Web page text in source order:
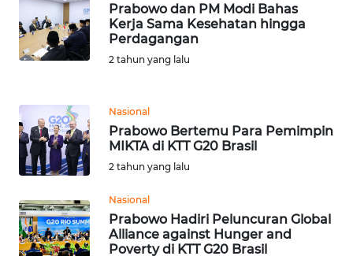
Prabowo dan PM Modi Bahas
Kerja Sama Kesehatan hingga
Perdagangan
2 tahun yang lalu
Nasional
Prabowo Bertemu Para Pemimpin
MIKTA di KTT G20 Brasil
2 tahun yang lalu
Nasional
Prabowo Hadiri Peluncuran Global
Alliance against Hunger and
Poverty di KTT G20 Brasil
WN
KEPRI
PAPUA
WN
PAPUA
WN
RIAU